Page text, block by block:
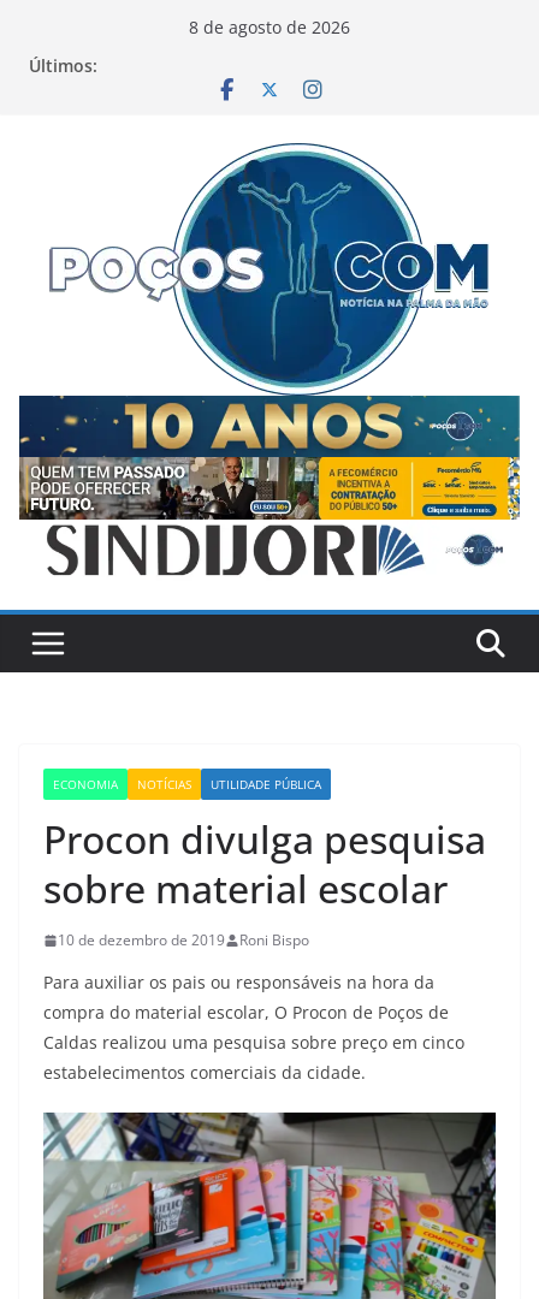
8 de agosto de 2026
Últimos:
ECONOMIA NOTÍCIAS UTILIDADE PÚBLICA
Procon divulga pesquisa
sobre material escolar
10 de dezembro de 2019 Roni Bispo
Para auxiliar os pais ou responsáveis na hora da
compra do material escolar, O Procon de Poços de
Caldas realizou uma pesquisa sobre preço em cinco
estabelecimentos comerciais da cidade.